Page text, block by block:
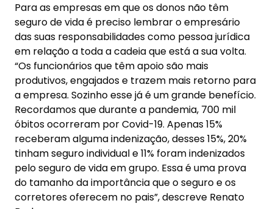
Para as empresas em que os donos não têm
seguro de vida é preciso lembrar o empresário
das suas responsabilidades como pessoa jurídica
em relação a toda a cadeia que está a sua volta.
“Os funcionários que têm apoio são mais
produtivos, engajados e trazem mais retorno para
a empresa. Sozinho esse já é um grande benefício.
Recordamos que durante a pandemia, 700 mil
óbitos ocorreram por Covid-19. Apenas 15%
receberam alguma indenização, desses 15%, 20%
tinham seguro individual e 11% foram indenizados
pelo seguro de vida em grupo. Essa é uma prova
do tamanho da importância que o seguro e os
corretores oferecem no pais”, descreve Renato